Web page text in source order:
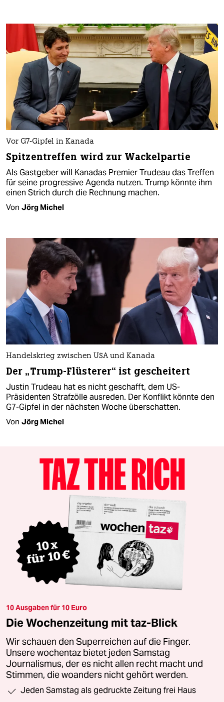
Vor G7-Gipfel in Kanada
Spitzentreffen wird zur Wackelpartie
Als Gastgeber will Kanadas Premier Trudeau das Treffen
für seine progressive Agenda nutzen. Trump könnte ihm
einen Strich durch die Rechnung machen.
Von Jörg Michel
Handelskrieg zwischen USA und Kanada
Der „Trump-Flüsterer“ ist gescheitert
Justin Trudeau hat es nicht geschafft, dem US-
Präsidenten Strafzölle ausreden. Der Konflikt könnte den
G7-Gipfel in der nächsten Woche überschatten.
Von Jörg Michel
10 Ausgaben für 10 Euro
Die Wochenzeitung mit taz-Blick
Wir schauen den Superreichen auf die Finger.
Unsere wochentaz bietet jeden Samstag
Journalismus, der es nicht allen recht macht und
Stimmen, die woanders nicht gehört werden.
Jeden Samstag als gedruckte Zeitung frei Haus